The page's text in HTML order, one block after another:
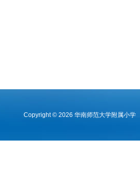
Copyright © 2026 华南师范大学附属小学